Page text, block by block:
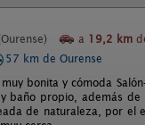
a 19,2 km
57 km de Ourense
bonita y cómoda
baño propio, además
de naturaleza, por el